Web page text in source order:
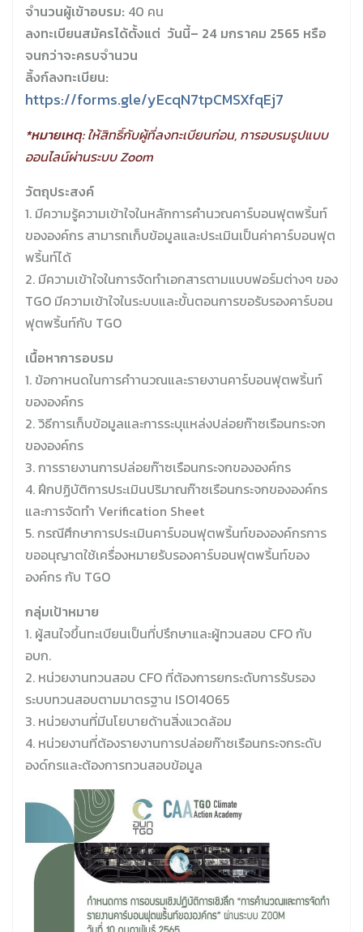
จำนวนผู้เข้าอบรม: 40 คน
ลงทะเบียนสมัครได้ตั้งแต่ วันนี้– 24 มกราคม 2565 หรือ
จนกว่าจะครบจำนวน
ลิ้งก์ลงทะเบียน:
https://forms.gle/yEcqN7tpCMSXfqEj7
*หมายเหตุ:ให้สิทธิ์กับผู้ที่ลงทะเบียนก่อน, การอบรมรูปแบบ
ออนไลน์ผ่านระบบ Zoom
วัตถุประสงค์
1. มีความรู้ความเข้าใจในหลักการคำนวณคาร์บอนฟุตพริ้นท์
ขององค์กร สามารถเก็บข้อมูลและประเมินเป็นค่าคาร์บอนฟุต
พริ้นท์ได้
2. มีความเข้าใจในการจัดทำเอกสารตามแบบฟอร์มต่างๆ ของ
TGO มีความเข้าใจในระบบและขั้นตอนการขอรับรองคาร์บอน
ฟุตพริ้นท์กับ TGO
เนื้อหาการอบรม
1. ข้อกาหนดในการคำานวณและรายงานคาร์บอนฟุตพริ้นท์
ขององค์กร
2. วิธีการเก็บข้อมูลและการระบุแหล่งปล่อยก๊าซเรือนกระจก
ขององค์กร
3. การรายงานการปล่อยก๊าซเรือนกระจกขององค์กร
4. ฝึกปฏิบัติการประเมินปริมาณก๊าซเรือนกระจกขององค์กร
และการจัดทำ Verification Sheet
5. กรณีศึกษาการประเมินคาร์บอนฟุตพริ้นท์ขององค์กรการ
ขออนุญาตใช้เครื่องหมายรับรองคาร์บอนฟุตพริ้นท์ของ
องค์กร กับ TGO
กลุ่มเป้าหมาย
1. ผู้สนใจขึ้นทะเบียนเป็นที่ปรึกษาและผู้ทวนสอบ CFO กับ
อบก.
2. หน่วยงานทวนสอบ CFO ที่ต้องการยกระดับการรับรอง
ระบบทวนสอบตามมาตรฐาน ISO14065
3. หน่วยงานที่มีนโยบายด้านสิ่งแวดล้อม
4. หน่วยงานที่ต้องรายงานการปล่อยก๊าซเรือนกระจกระดับ
องด์กรและต้องการทวนสอบข้อมูล